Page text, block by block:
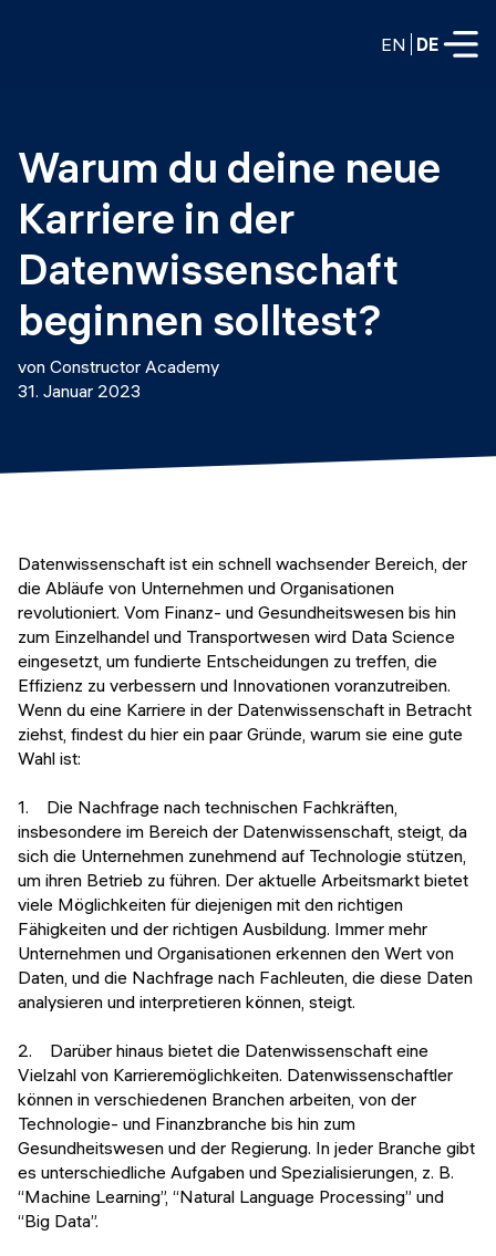
EN DE
VOLLZEITPROGRAMME
Data Science
Web-Entwicklung und KI
TEILZEITROGRAMME
Data Science
DevOps
LLMOps
Generative KI meistern
Python Programmierung
KOSTENLOSE RESSOURCEN
Data Science Einführungskurs
Web-Entwicklung Einführungskurs
Python Einführungskurs
Python & Ops Einführungskurs
Weiterbildung / Schulung
Consulting
Prototyping
Stell unsere Absolventen ein
Wer wir sind
Abschlussprojekte
Alumni Geschichten
Warum du deine neue
Karriere in der
Datenwissenschaft
beginnen solltest?
von Constructor Academy
31. Januar 2023
Datenwissenschaft ist ein schnell wachsender Bereich, der
die Abläufe von Unternehmen und Organisationen
revolutioniert. Vom Finanz- und Gesundheitswesen bis hin
zum Einzelhandel und Transportwesen wird Data Science
eingesetzt, um fundierte Entscheidungen zu treffen, die
Effizienz zu verbessern und Innovationen voranzutreiben.
Wenn du eine Karriere in der Datenwissenschaft in Betracht
ziehst, findest du hier ein paar Gründe, warum sie eine gute
Wahl ist:
1. Die Nachfrage nach technischen Fachkräften,
insbesondere im Bereich der Datenwissenschaft, steigt, da
sich die Unternehmen zunehmend auf Technologie stützen,
um ihren Betrieb zu führen. Der aktuelle Arbeitsmarkt bietet
viele Möglichkeiten für diejenigen mit den richtigen
Fähigkeiten und der richtigen Ausbildung. Immer mehr
Unternehmen und Organisationen erkennen den Wert von
Daten, und die Nachfrage nach Fachleuten, die diese Daten
analysieren und interpretieren können, steigt.
2. Darüber hinaus bietet die Datenwissenschaft eine
Vielzahl von Karrieremöglichkeiten. Datenwissenschaftler
können in verschiedenen Branchen arbeiten, von der
Technologie- und Finanzbranche bis hin zum
Gesundheitswesen und der Regierung. In jeder Branche gibt
es unterschiedliche Aufgaben und Spezialisierungen, z. B.
“Machine Learning”, “Natural Language Processing” und
“Big Data”.